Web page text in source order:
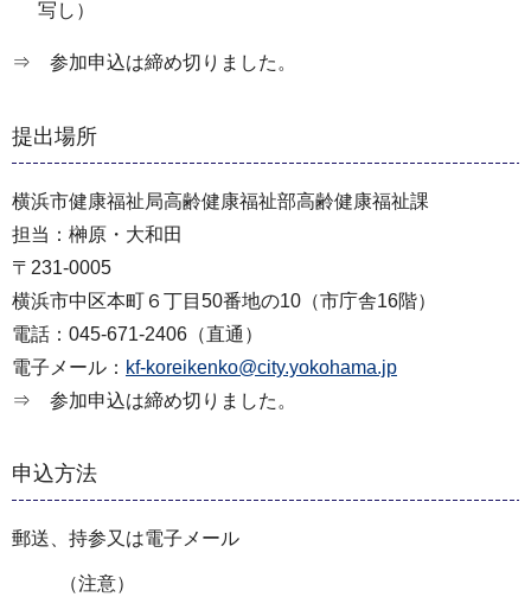
写し）
⇒ 参加申込は締め切りました。
提出場所
横浜市健康福祉局高齢健康福祉部高齢健康福祉課
担当：榊原・大和田
〒231-0005
横浜市中区本町６丁目50番地の10（市庁舎16階）
電話：045-671-2406（直通）
電子メール： kf-koreikenko@city.yokohama.jp
⇒ 参加申込は締め切りました。
申込方法
郵送、持参又は電子メール
（注意）